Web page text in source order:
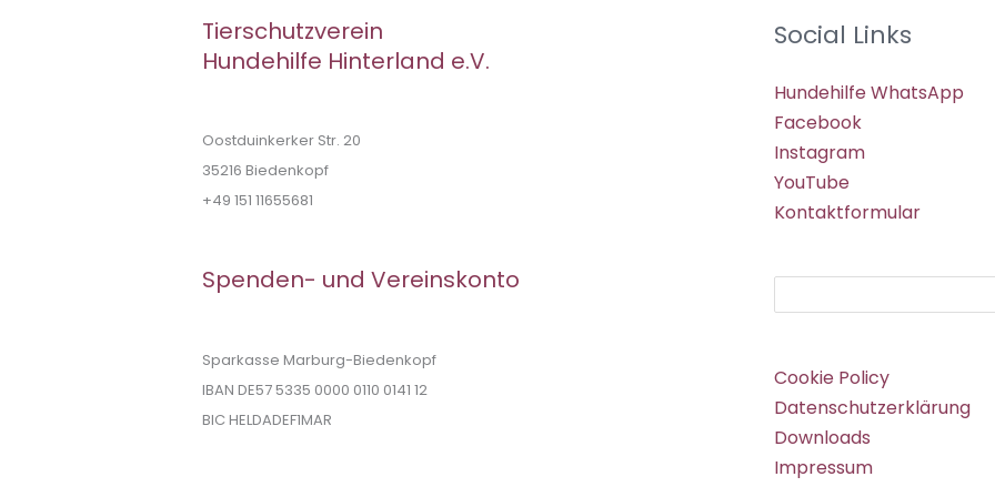
Tierschutzverein
Hundehilfe Hinterland e.V.
Oostduinkerker Str. 20
35216 Biedenkopf
+49 151 11655681
Spenden- und Vereinskonto
Sparkasse Marburg-Biedenkopf
IBAN DE57 5335 0000 0110 0141 12
BIC HELDADEF1MAR
Social Links
Hundehilfe WhatsApp
Facebook
Instagram
YouTube
Kontaktformular
Cookie Policy
Datenschutzerklärung
Downloads
Impressum